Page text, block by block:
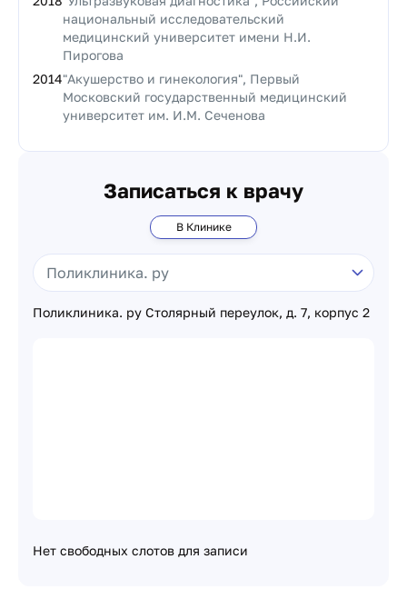
национальный исследовательский
медицинский университет имени Н.И.
Пирогова
2014"Акушерство и гинекология", Первый
Московский государственный медицинский
университет им. И.М. Сеченова
Записаться к врачу
В Клинике
Поликлиника. ру Столярный переулок, д. 7, корпус 2
Нет свободных слотов для записи